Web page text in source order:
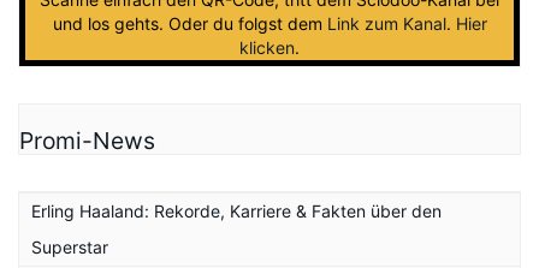
und los gehts. Oder du folgst dem Link zum Kanal. Hier
klicken.
Promi-News
Erling Haaland: Rekorde, Karriere & Fakten über den
Superstar